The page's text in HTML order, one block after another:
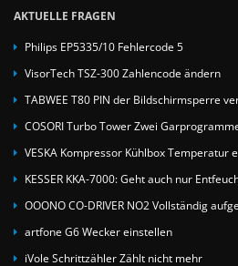
AKTUELLE FRAGEN
Philips EP5335/10 Fehlercode 5
VisorTech TSZ-300 Zahlencode ändern
TABWEE T80 PIN der Bildschirmsperre
COSORI Turbo Tower Zwei
VESKA Kompressor Kühlbox Temperatur
KESSER KKA-7000: Geht auch nur
OOONO CO-DRIVER NO2 Vollständig
artfone G6 Wecker einstellen
iVole Schrittzähler Zählt nicht mehr